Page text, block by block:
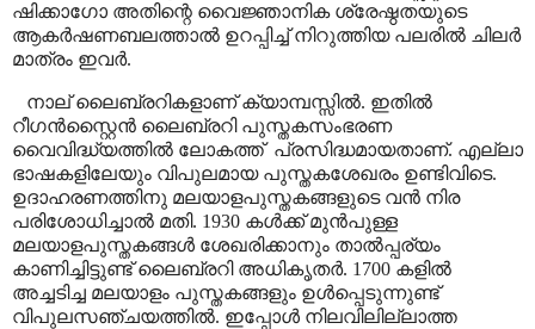
ഷിക്കാഗോ അതിന്റെ വൈജ്ഞാനിക ശ്രേഷ്ഠതയുടെ
ആകർഷണബലത്താൽ ഉറപ്പിച്ച് നിറുത്തിയ പലരിൽ ചിലർ
മാത്രം ഇവർ.
നാല് ലൈബ്രറികളാണ് ക്യാമ്പസ്സിൽ. ഇതിൽ
റീഗൻസ്റ്റൈൻ ലൈബ്രറി പുസ്തകസംഭരണ
വൈവിദ്ധ്യത്തിൽ ലോകത്ത് പ്രസിദ്ധമായതാണ്. എല്ലാ
ഭാഷകളിലേയും വിപുലമായ പുസ്തകശേഖരം ഉണ്ടിവിടെ.
ഉദാഹരണത്തിനു മലയാളപുസ്തകങ്ങളുടെ വൻ നിര
പരിശോധിച്ചാൽ മതി. 1930 കൾക്ക് മുൻപുള്ള
മലയാളപുസ്തകങ്ങൾ ശേഖരിക്കാനും താൽപ്പര്യം
കാണിച്ചിട്ടുണ്ട് ലൈബ്രറി അധികൃതർ. 1700 കളിൽ
അച്ചടിച്ച മലയാളം പുസ്തകങ്ങളും ഉൾപ്പെടുന്നുണ്ട്
വിപുലസഞ്ചയത്തിൽ. ഇപ്പോൾ നിലവിലില്ലാത്ത